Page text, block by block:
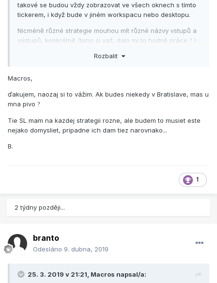
takové se budou vždy zobrazovat ve všech oknech s tímto
tickerem, i když bude v jiném workspacu nebo desktopu.
Nicméně různé strategie mouhou mít různé názvy vstupů a
výstupů, konkrétně (toho si važ, dalo mi to hodně práce ? ) :
If marketposition > 0 then sell ("Mon_Exit") from entry
("Mon_Enter") next bar at open;
Toto zajistí vstupy a výstupy právě této strategie a druhá do
ní nebude zasahovat. Jako vždy to ovšem má jedno ALE -
všech strategiích daného tickeru. Osobně to tak dělám.
Nicméně nemám prakticky vyzkoušeno, co se stane s PT a
marketposition = 0). Něco mi ale říká, že to nebude fungovat
Rozbalit
Macros,
ďakujem, naozaj si to vážim. Ak budes niekedy v Bratislave, mas u
mna pivo ?
Tie SL mam na kazdej strategii rozne, ale budem to musiet este
nejako domysliet, pripadne ich dam tiez narovnako...
B.
1
2 týdny později...
branto
Odesláno 9. dubna, 2019
25. 3. 2019 v 21:21, Macros napsal/a: